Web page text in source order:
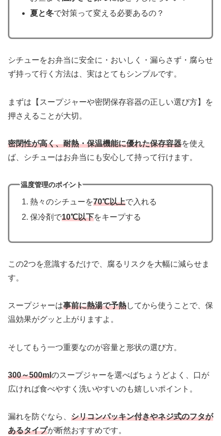
夏と冬で対策って変える必要あるの？
シチューをお弁当に安全に・おいしく・漏らさず・腐らせ
ず持って行く方法は、実はとてもシンプルです。
まずは【スープジャーや密閉保存容器の正しい選び方】を
押さえることが大切。
密閉性が高く、耐熱・保温機能に優れた保存容器を使え
ば、シチューはお弁当にも安心して持って行けます。
温度管理のポイント
熱々のシチューを70℃以上で入れる
保冷剤で10℃以下をキープする
この2つを意識するだけで、腐るリスクを大幅に減らせま
す。
スープジャーは事前に熱湯で予熱してから使うことで、保
温効果がグッと上がりますよ。
そしてもう一つ重要なのが容量と形状の選び方。
300～500mlのスープジャーを選べばちょうどよく、口が
広ければ食べやすく洗いやすいのも嬉しいポイント。
漏れを防ぐなら、 シリコンパッキン付きやネジ式のフタが
あるタイプが断然おすすめです。